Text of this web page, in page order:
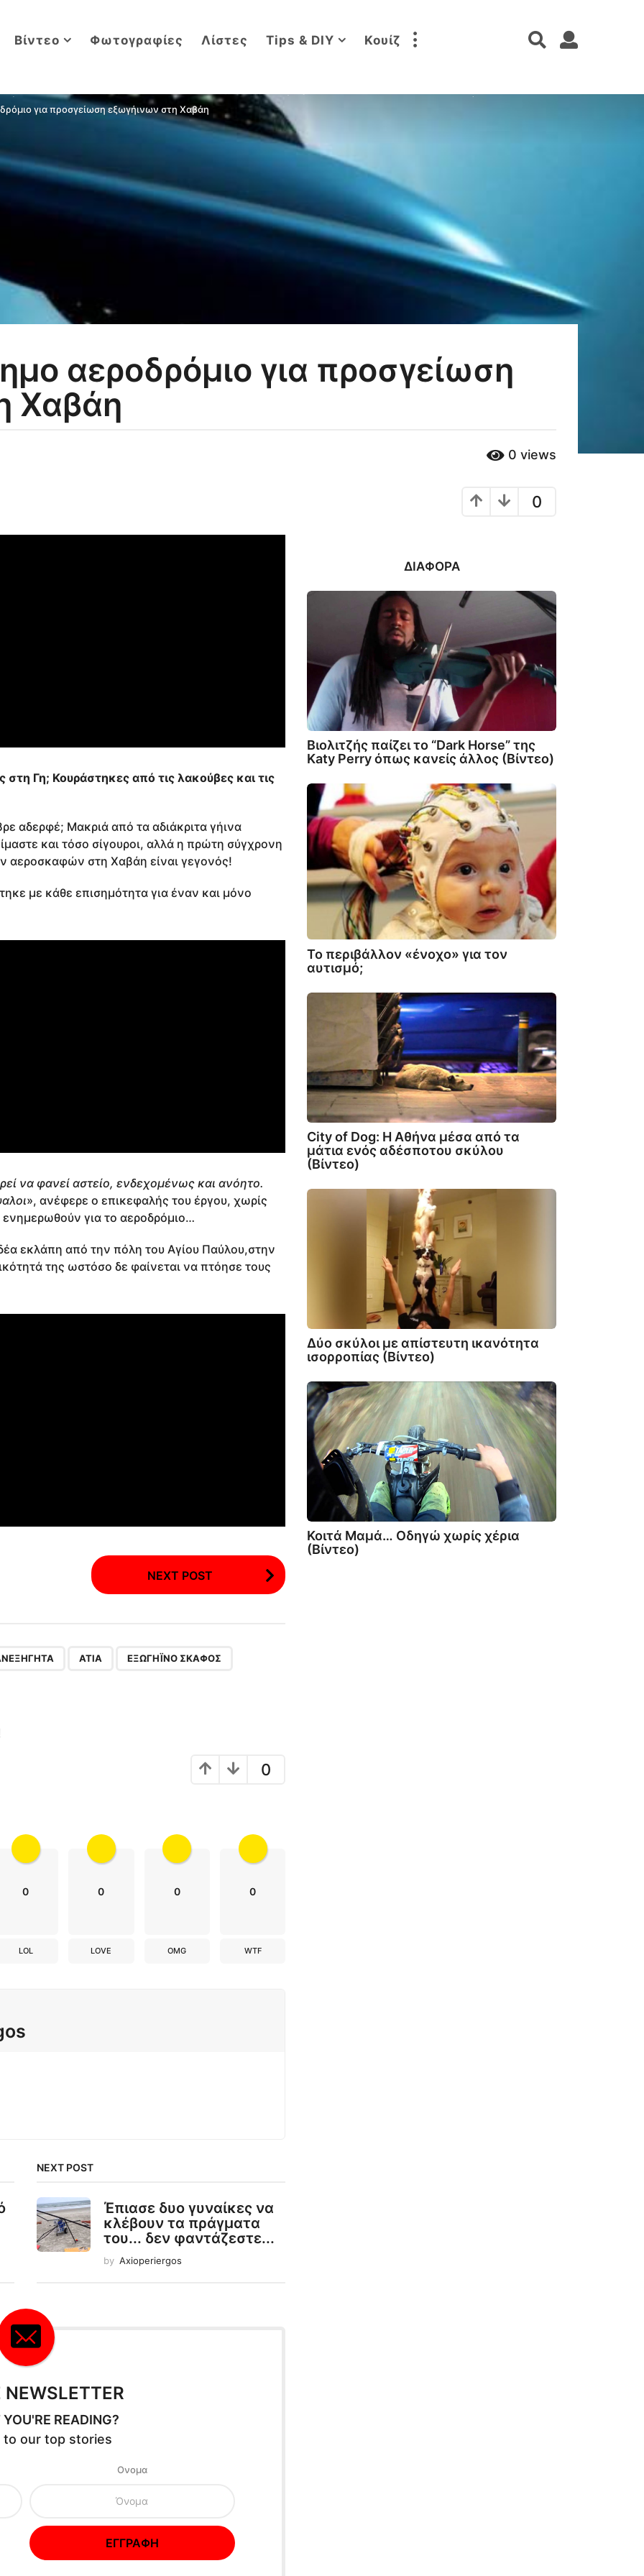
Βίντεο Φωτογραφίες Λίστες Tips & DIY Κουίζ
για προσγείωση εξωγήινων στη Χαβάη
αεροδρόμιο για προσγείωση
Χαβάη
0 views
0
στη Γη; Κουράστηκες από τις λακούβες και τις
αδερφέ; Μακριά από τα αδιάκριτα γήινα
και τόσο σίγουροι, αλλά η πρώτη σύγχρονη
αεροσκαφών στη Χαβάη είναι γεγονός!
με κάθε επισημότητα για έναν και μόνο
να φανεί αστείο, ενδεχομένως και ανόητο.
», ανέφερε ο επικεφαλής του έργου, χωρίς
για το αεροδρόμιο…
εκλάπη από την πόλη του Αγίου Παύλου,στην
της ωστόσο δε φαίνεται να πτόησε τους
NEXT POST
ΑΤΙΑ ΕΞΩΓΉΙΝΟ ΣΚΆΦΟΣ
0
0
LOL
0
LOVE
0
OMG
0
WTF
NEXT POST
Έπιασε δυο γυναίκες να
κλέβουν τα πράγματα
του... δεν φαντάζεστε...
by Axioperiergos
NEWSLETTER
READING?
to our top stories
Oνομα
ΔΙΆΦΟΡΑ
Βιολιτζής παίζει το “Dark Horse” της
Katy Perry όπως κανείς άλλος (Βίντεο)
Το περιβάλλον «ένοχο» για τον
αυτισμό;
City of Dog: Η Αθήνα μέσα από τα
μάτια ενός αδέσποτου σκύλου
(Βίντεο)
Δύο σκύλοι με απίστευτη ικανότητα
ισορροπίας (Βίντεο)
Κοιτά Μαμά… Οδηγώ χωρίς χέρια
(Βίντεο)